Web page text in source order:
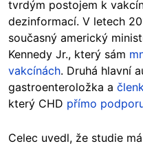
tvrdým postojem k
dezinformací. V letech
současný americký
Kennedy Jr., který sám
vakcínách. Druhá hlavní
gastroenteroložka a
který CHD přímo
Celec uvedl, že studie